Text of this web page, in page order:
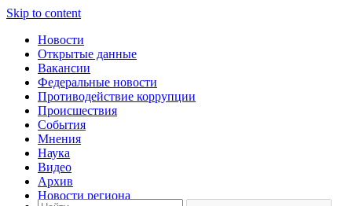
Skip to content
Новости
Открытые данные
Вакансии
Федеральные новости
Противодействие коррупции
Происшествия
События
Мнения
Наука
Видео
Архив
Новости региона